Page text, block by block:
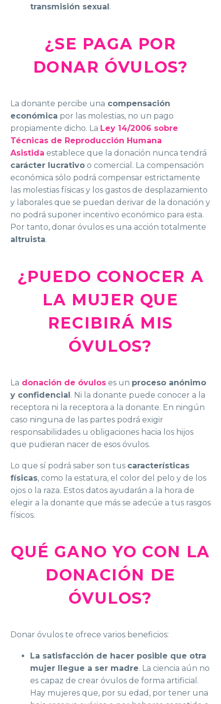
transmisión sexual .
¿SE PAGA POR
DONAR ÓVULOS?
La donante percibe una compensación
económica por las molestias, no un pago
propiamente dicho. La Ley 14/2006 sobre
Técnicas de Reproducción Humana
Asistida establece que la donación nunca tendrá
carácter lucrativo o comercial. La compensación
económica sólo podrá compensar estrictamente
las molestias físicas y los gastos de desplazamiento
y laborales que se puedan derivar de la donación y
no podrá suponer incentivo económico para esta.
Por tanto, donar óvulos es una acción totalmente
altruista.
¿PUEDO CONOCER A
LA MUJER QUE
RECIBIRÁ MIS
ÓVULOS?
La donación de óvulos es un proceso anónimo
y confidencial. Ni la donante puede conocer a la
receptora ni la receptora a la donante. En ningún
caso ninguna de las partes podrá exigir
responsabilidades u obligaciones hacia los hijos
que pudieran nacer de esos óvulos.
Lo que sí podrá saber son tus características
físicas, como la estatura, el color del pelo y de los
ojos o la raza. Estos datos ayudarán a la hora de
elegir a la donante que más se adecúe a tus rasgos
físicos.
QUÉ GANO YO CON LA
DONACIÓN DE
ÓVULOS?
Donar óvulos te ofrece varios beneficios:
La satisfacción de hacer posible que otra
mujer llegue a ser madre. La ciencia aún no
es capaz de crear óvulos de forma artificial.
Hay mujeres que, por su edad, por tener una